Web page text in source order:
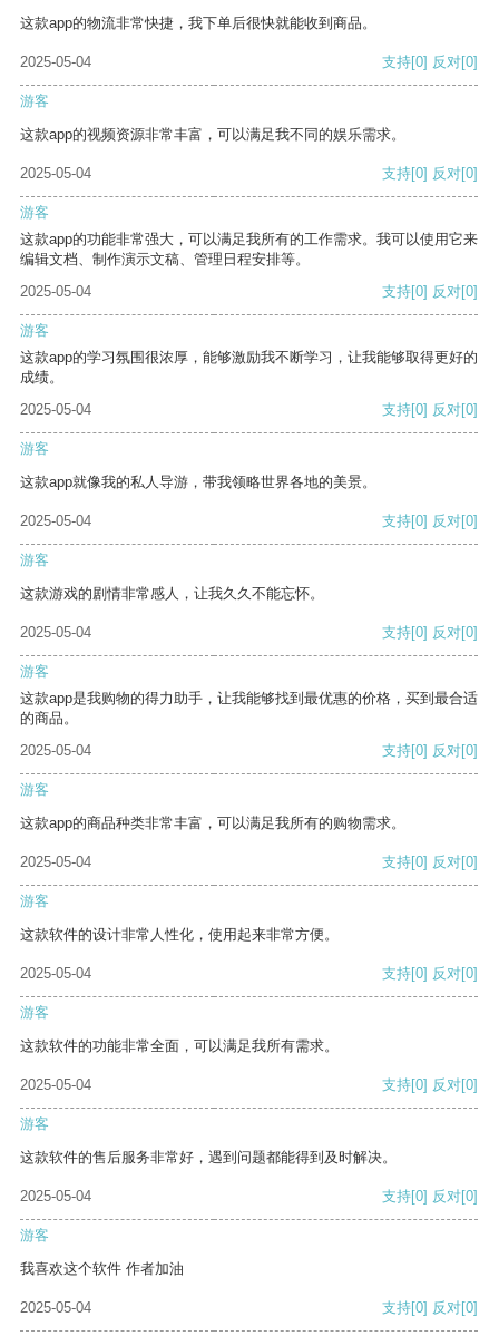
这款app的物流非常快捷，我下单后很快就能收到商品。
2025-05-04 支持[0] 反对[0]
游客
这款app的视频资源非常丰富，可以满足我不同的娱乐需求。
2025-05-04 支持[0] 反对[0]
游客
这款app的功能非常强大，可以满足我所有的工作需求。我可以使用它来
编辑文档、制作演示文稿、管理日程安排等。
2025-05-04
支持[0] 反对[0]
游客
这款app的学习氛围很浓厚，能够激励我不断学习，让我能够取得更好的
成绩。
2025-05-04
支持[0] 反对[0]
游客
这款app就像我的私人导游，带我领略世界各地的美景。
2025-05-04 支持[0] 反对[0]
游客
这款游戏的剧情非常感人，让我久久不能忘怀。
2025-05-04 支持[0] 反对[0]
游客
这款app是我购物的得力助手，让我能够找到最优惠的价格，买到最合适
的商品。
2025-05-04
支持[0] 反对[0]
游客
这款app的商品种类非常丰富，可以满足我所有的购物需求。
2025-05-04 支持[0] 反对[0]
游客
这款软件的设计非常人性化，使用起来非常方便。
2025-05-04 支持[0] 反对[0]
游客
这款软件的功能非常全面，可以满足我所有需求。
2025-05-04 支持[0] 反对[0]
游客
这款软件的售后服务非常好，遇到问题都能得到及时解决。
2025-05-04 支持[0] 反对[0]
游客
我喜欢这个软件 作者加油
2025-05-04 支持[0] 反对[0]